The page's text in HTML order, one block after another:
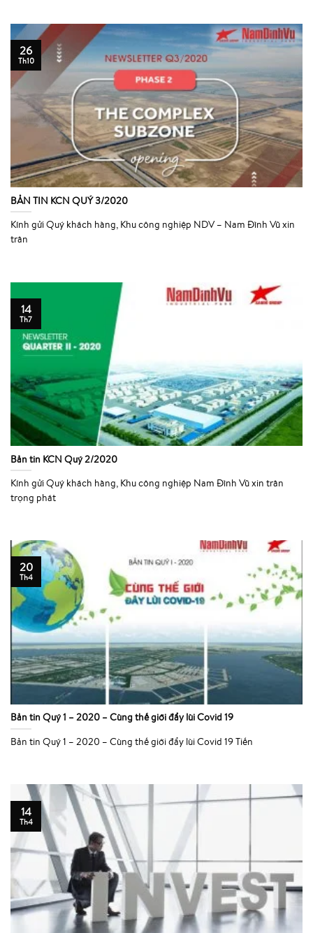
BẢN TIN KCN QUÝ 3/2020
Kính gửi Quý khách hàng, Khu công nghiệp NDV – Nam Đình Vũ xin
trân
26
Th10
Bản tin KCN Quý 2/2020
Kính gửi Quý khách hàng, Khu công nghiệp Nam Đình Vũ xin trân
trọng phát
14
Th7
Bản tin Quý 1 – 2020 – Cùng thế giới đẩy lùi Covid 19
Bản tin Quý 1 – 2020 – Cùng thế giới đẩy lùi Covid 19 Tiến
20
Th4
14
Th4